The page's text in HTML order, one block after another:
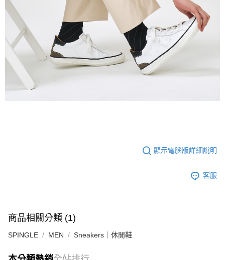
顯示電腦版詳細說明
客服
商品相關分類 (1)
SPINGLE MEN Sneakers｜休閒鞋